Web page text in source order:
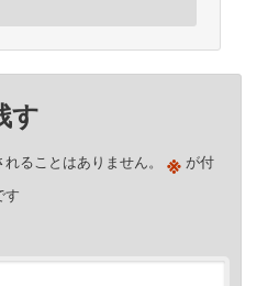
す
ることはありません。 ※ が付
す